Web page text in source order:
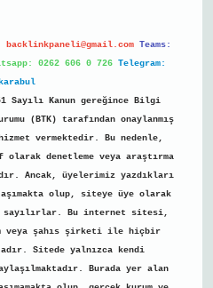
backlinkpaneli@gmail.com Teams:
0262 606 0 726 Telegram:
Sayılı Kanun gereğince Bilgi
(BTK) tarafından onaylanmış
vermektedir. Bu nedenle,
denetleme veya araştırma
Ancak, üyelerimiz yazdıkları
olup, siteye üye olarak
sayılırlar. Bu internet sitesi,
veya şahıs şirketi ile hiçbir
Sitede yalnızca kendi
Burada yer alan